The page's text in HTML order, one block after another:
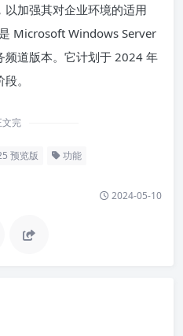
加强其对企业环境的适用
Microsoft Windows Server
道版本。 它计划于 2024 年
。
文完
预览版 功能
2024-05-10